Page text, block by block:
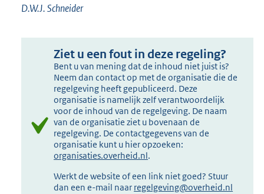
D.W.J. Schneider
Ziet u een fout in deze regeling?
Bent u van mening dat de inhoud niet juist is?
Neem dan contact op met de organisatie die de
regelgeving heeft gepubliceerd. Deze
organisatie is namelijk zelf verantwoordelijk
voor de inhoud van de regelgeving. De naam
van de organisatie ziet u bovenaan de
regelgeving. De contactgegevens van de
organisatie kunt u hier opzoeken:
organisaties.overheid.nl.
Werkt de website of een link niet goed? Stuur
dan een e-mail naar regelgeving@overheid.nl